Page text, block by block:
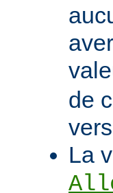
de
La